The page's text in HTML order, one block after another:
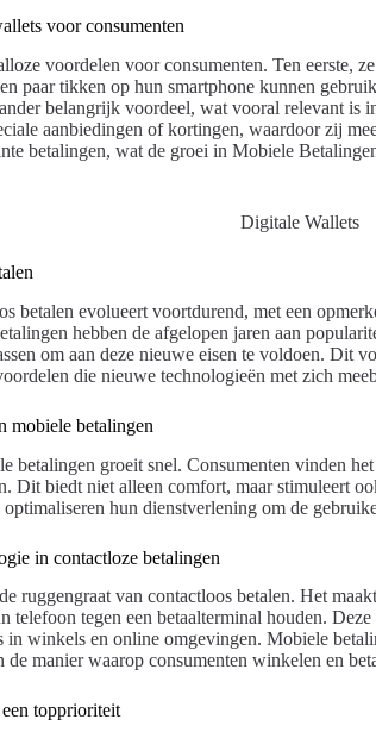
voor consumenten
voordelen voor consumenten. Ten eerste,
paar tikken op hun smartphone kunnen
belangrijk voordeel, wat vooral relevant is
aanbiedingen of kortingen, waardoor zij
betalingen, wat de groei in Mobiele
betalen evolueert voortdurend, met een
hebben de afgelopen jaren aan
om aan deze nieuwe eisen te voldoen. Dit
die nieuwe technologieën met zich
mobiele betalingen
betalingen groeit snel. Consumenten vinden
Dit biedt niet alleen comfort, maar stimuleert
hun dienstverlening om de
in contactloze betalingen
ruggengraat van contactloos betalen. Het
telefoon tegen een betaalterminal houden.
in winkels en online omgevingen. Mobiele
de manier waarop consumenten winkelen en
topprioriteit